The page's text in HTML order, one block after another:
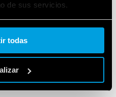
de sus servicios.
todas